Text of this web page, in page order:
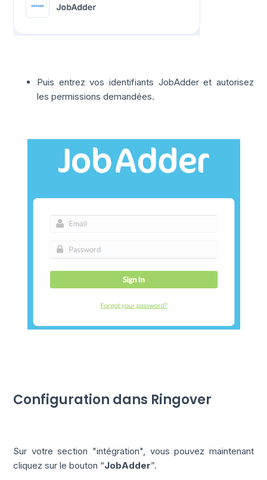
Puis entrez vos identifiants JobAdder et autorisez
les permissions demandées.
Configuration dans Ringover
Sur votre section "intégration", vous pouvez maintenant
cliquez sur le bouton “JobAdder”.